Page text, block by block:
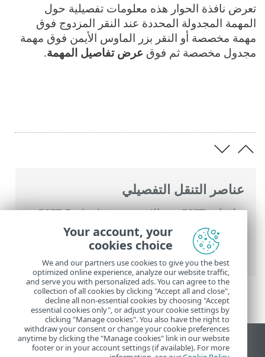
عناصر التنقل التفصيلي
تعليمات ESET عبر الإنترنت >
ESET Endpoint
Antivirus
>
استخدام ESET Endpoint
Antivirus
> الأدوات>المجدول> نوافذ الحوار -
الجدولة > نظرة عامة على المهمة المجدولة
تعرض نافذة الحوار هذه معلومات تفصيلية حول
المهمة المجدولة المحددة عند النقر المزدوج فوق
مهمة مخصصة أو النقر بزر الماوس الأيمن فوق مهمة
مجدول مخصصة ثم فوق عرض تفاصيل المهمة.
عرض موقع سطح المكتب
Your account, your
cookies choice
We and our partners use cookies to give you the best
optimized online experience, analyze our website traffic,
and serve you with personalized ads. You can agree to the
collection of all cookies by clicking "Accept all and close",
decline all non-essential cookies by choosing "Accept
essential cookies only", or adjust your cookie settings by
clicking "Manage cookies". You also have the right to
withdraw your consent or change your cookie preferences
anytime by clicking the "Manage cookies" link in our website
footer or in your account settings (if available). For more